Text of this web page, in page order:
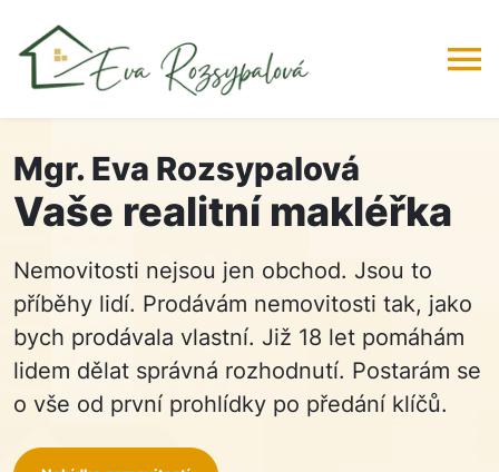
+420778517101
Mgr. Eva Rozsypalová
Vaše realitní makléřka
Nemovitosti nejsou jen obchod. Jsou to
příběhy lidí. Prodávám nemovitosti tak, jako
bych prodávala vlastní. Již 18 let pomáhám
lidem dělat správná rozhodnutí. Postarám se
o vše od první prohlídky po předání klíčů.